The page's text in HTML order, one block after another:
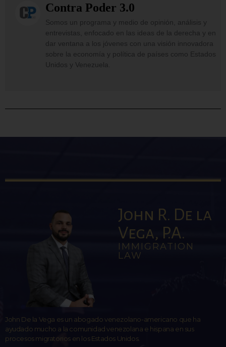
Contra Poder 3.0
Somos un programa y medio de opinión, análisis y
entrevistas, enfocado en las ideas de la derecha y en
dar ventana a los jóvenes con una visión innovadora
sobre la economía y política de países como Estados
Unidos y Venezuela.
John R. De la
Vega, P.A.
IMMIGRATION
LAW
John De la Vega es un abogado venezolano-americano que ha
ayudado mucho a la comunidad venezolana e hispana en sus
procesos migratorios en los Estados Unidos.